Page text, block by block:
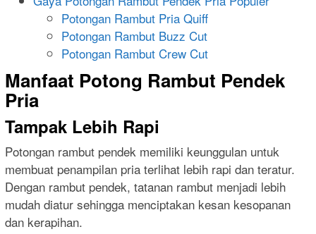
Potongan Rambut Pria Quiff
Potongan Rambut Buzz Cut
Potongan Rambut Crew Cut
Manfaat Potong Rambut Pendek
Pria
Tampak Lebih Rapi
Potongan rambut pendek memiliki keunggulan untuk
membuat penampilan pria terlihat lebih rapi dan teratur.
Dengan rambut pendek, tatanan rambut menjadi lebih
mudah diatur sehingga menciptakan kesan kesopanan
dan kerapihan.